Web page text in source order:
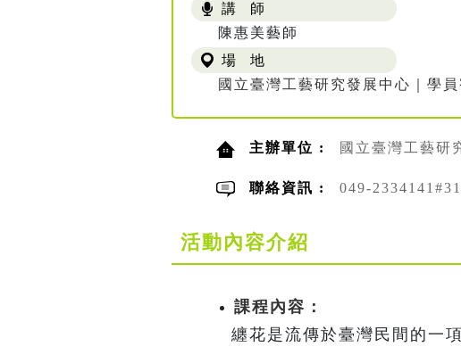
講 師
陳惠美藝師
場 地
國立臺灣工藝研究發展中心｜學
主辦單位 : 國立臺灣工藝研
聯絡資訊 : 049-
活動內容介紹
課程內容：
纏花是流傳於臺灣民間的一